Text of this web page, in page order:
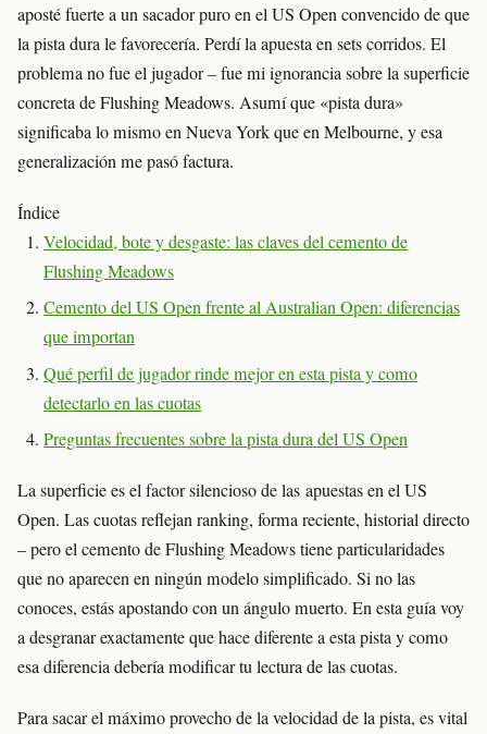
aposté fuerte a un sacador puro en el US Open convencido de que
la pista dura le favorecería. Perdí la apuesta en sets corridos. El
problema no fue el jugador – fue mi ignorancia sobre la superficie
concreta de Flushing Meadows. Asumí que «pista dura»
significaba lo mismo en Nueva York que en Melbourne, y esa
generalización me pasó factura.
Índice
Velocidad, bote y desgaste: las claves del cemento de
Flushing Meadows
Cemento del US Open frente al Australian Open: diferencias
que importan
Qué perfil de jugador rinde mejor en esta pista y como
detectarlo en las cuotas
Preguntas frecuentes sobre la pista dura del US Open
La superficie es el factor silencioso de las apuestas en el US
Open. Las cuotas reflejan ranking, forma reciente, historial directo
– pero el cemento de Flushing Meadows tiene particularidades
que no aparecen en ningún modelo simplificado. Si no las
conoces, estás apostando con un ángulo muerto. En esta guía voy
a desgranar exactamente que hace diferente a esta pista y como
esa diferencia debería modificar tu lectura de las cuotas.
Para sacar el máximo provecho de la velocidad de la pista, es vital